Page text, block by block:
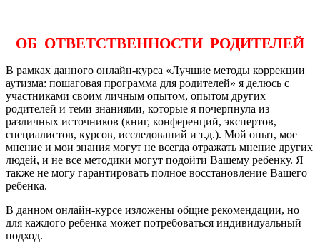
ОБ ОТВЕТСТВЕННОСТИ РОДИТЕЛЕЙ
В рамках данного онлайн-курса «Лучшие методы коррекции
аутизма: пошаговая программа для родителей» я делюсь с
участниками своим личным опытом, опытом других
родителей и теми знаниями, которые я почерпнула из
различных источников (книг, конференций, экспертов,
специалистов, курсов, исследований и т.д.). Мой опыт, мое
мнение и мои знания могут не всегда отражать мнение других
людей, и не все методики могут подойти Вашему ребенку. Я
также не могу гарантировать полное восстановление Вашего
ребенка.
В данном онлайн-курсе изложены общие рекомендации, но
для каждого ребенка может потребоваться индивидуальный
подход.